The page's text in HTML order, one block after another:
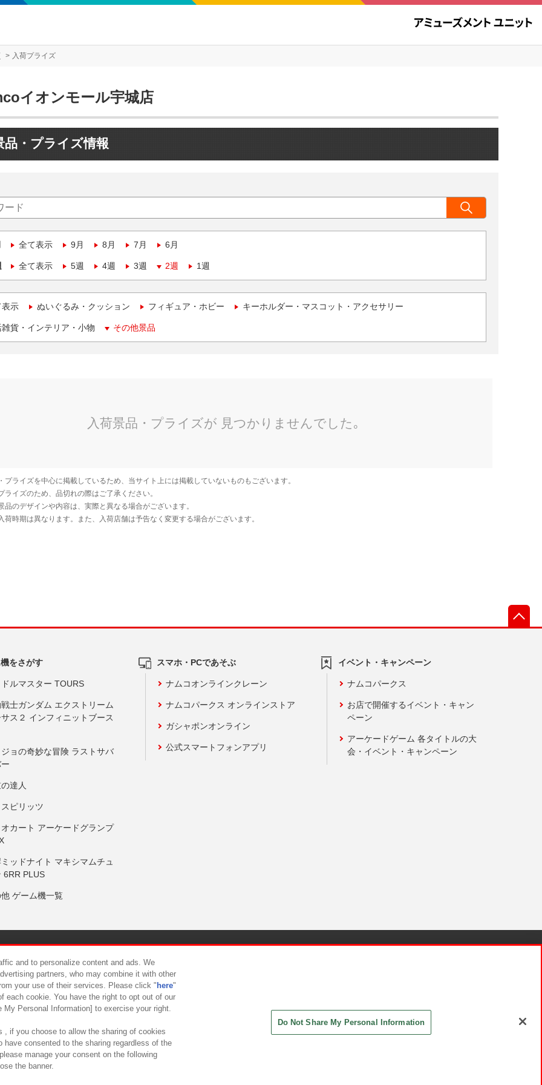
入荷プライズ
イオンモール宇城店
品・プライズ情報
全て表示 9月 8月 7月 6月
全て表示 5週 4週 3週 2週 1週
表示 ぬいぐるみ・クッション フィギュア・ホビー キーホルダー・マスコット・アクセサリー
貨・インテリア・小物 その他景品
をさがす
ルマスター TOURS
士ガンダム エクストリーム
ス２ インフィニットブース
ョの奇妙な冒険 ラストサバ
達人
ピリッツ
カート アーケードグランプ
ッドナイト マキシマムチュ
6RR PLUS
ゲーム機一覧
スマホ・PCであそぶ
ナムコオンラインクレーン
ナムコパークス オンラインストア
ガシャポンオンライン
公式スマートフォンアプリ
イベント・キャンペーン
ナムコパークス
お店で開催するイベント・キャン
ペーン
アーケードゲーム 各タイトルの大
会・イベント・キャンペーン
について カスタマーハラスメント対応方針
and to personalize content and ads. We
partners, who may combine it with other
your use of their services. Please click " here"
each cookie. You have the right to opt out of our
Personal Information] to exercise your right.
, if you choose to allow the sharing of cookies
have consented to the sharing regardless of the
manage your consent on the following
the banner.
Do Not Share My Personal Information